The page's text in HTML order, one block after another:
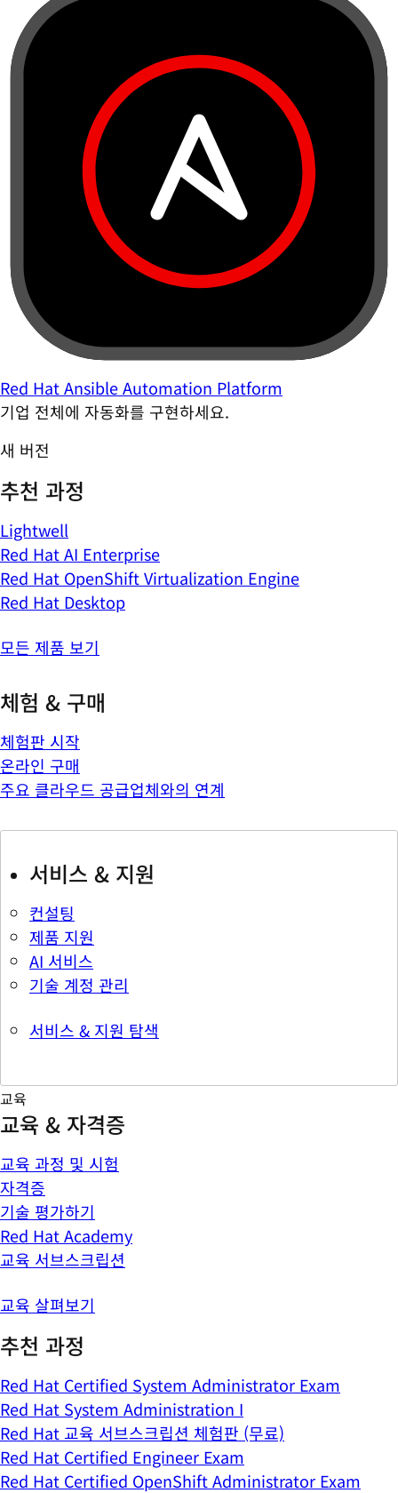
Red Hat Ansible Automation Platform
기업 전체에 자동화를 구현하세요.
새 버전
추천 과정
Lightwell
Red Hat AI Enterprise
Red Hat OpenShift Virtualization Engine
Red Hat Desktop
모든 제품 보기
체험 & 구매
체험판 시작
온라인 구매
주요 클라우드 공급업체와의 연계
서비스 & 지원
컨설팅
제품 지원
AI 서비스
기술 계정 관리
서비스 & 지원 탐색
교육
교육 & 자격증
교육 과정 및 시험
자격증
기술 평가하기
Red Hat Academy
교육 서브스크립션
교육 살펴보기
추천 과정
Red Hat Certified System Administrator Exam
Red Hat System Administration I
Red Hat 교육 서브스크립션 체험판 (무료)
Red Hat Certified Engineer Exam
Red Hat Certified OpenShift Administrator Exam